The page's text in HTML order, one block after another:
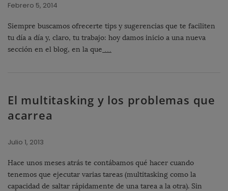
Febrero 5, 2014
Siempre buscamos ofrecerte tips y sugerencias que te faciliten
tu día a día y, claro, tu trabajo: hoy damos inicio a una nueva
sección en el blog, en la que …
El multitasking y los problemas que
acarrea
Julio 1, 2013
Hace unos meses atrás te contábamos qué hacer cuando
tenemos que ejecutar varias tareas (multitasking como la
capacidad de saltar rápidamente de una tarea a la otra). Sin